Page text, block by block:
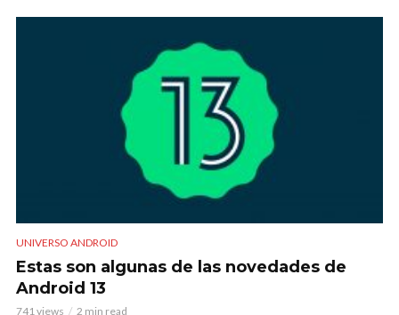
UNIVERSO ANDROID
Estas son algunas de las novedades de
Android 13
741 views 2 min read